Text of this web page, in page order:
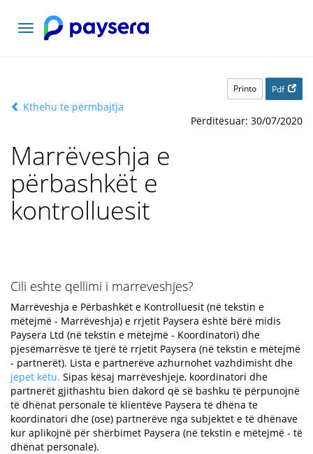
Navigacioni
toggle
Printo Pdf
Kthehu te përmbajtja
Përditësuar: 30/07/2020
Marrëveshja e
përbashkët e
kontrolluesit
Cili eshte qellimi i marreveshjes?
Marrëveshja e Përbashkët e Kontrolluesit (në tekstin e
mëtejmë - Marrëveshja) e rrjetit Paysera është bërë midis
Paysera Ltd (në tekstin e mëtejmë - Koordinatori) dhe
pjesëmarrësve të tjerë të rrjetit Paysera (në tekstin e mëtejmë
- partnerët). Lista e partnerëve azhurnohet vazhdimisht dhe
jepet këtu. Sipas kësaj marrëveshjeje, koordinatori dhe
partnerët gjithashtu bien dakord që së bashku të përpunojnë
të dhënat personale të klientëve Paysera të dhëna te
koordinatori dhe (ose) partnerëve nga subjektet e të dhënave
kur aplikojnë për shërbimet Paysera (në tekstin e mëtejmë - të
dhënat personale).